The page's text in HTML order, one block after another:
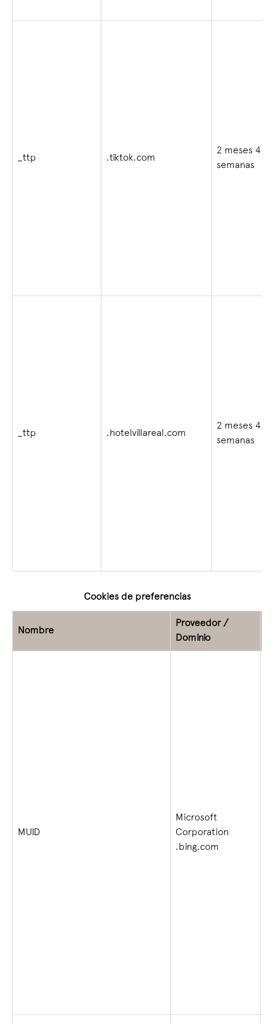
_ttp .tiktok.com
2 meses 4
semanas
_ttp .hotelvillareal.com
2 meses 4
semanas
Cookies de preferencias
Nombre
Proveedor /
Dominio
MUID
Microsoft
Corporation
.bing.com